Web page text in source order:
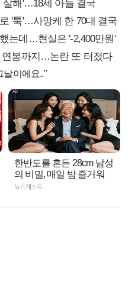
살해'…18세 아들 결국
'툭'…사망케 한 70대 결국
는데…현실은 '-2,400만원'
연봉까지…논란 또 터졌다
날이에요.."
한반도를 흔든 28cm 남성
의 비밀, 매일 밤 즐거워
뉴스캐스트